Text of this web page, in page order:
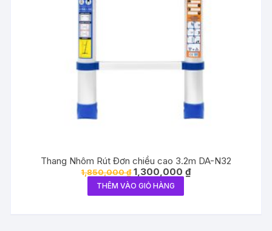
Thang Nhôm Rút Đơn chiều cao 3.2m DA-N32
1,850,000₫ Giá
gốc
là:
1,850,000 ₫.
1,300,000₫Giá
hiện
THÊM VÀO GIỎ HÀNG